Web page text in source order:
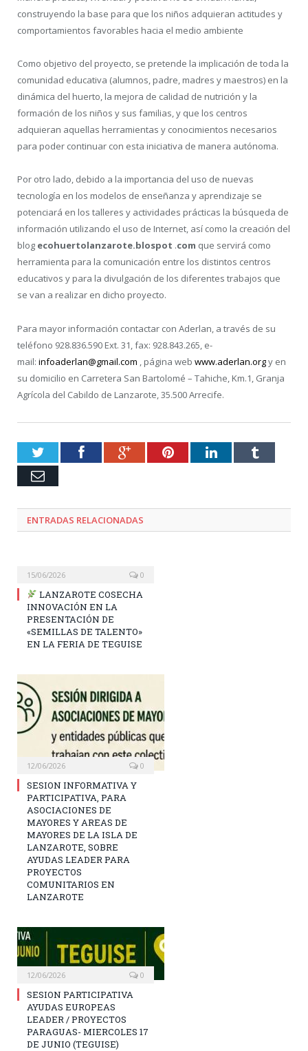
construyendo la base para que los niños adquieran actitudes y
comportamientos favorables hacia el medio ambiente
Como objetivo del proyecto, se pretende la implicación de toda la
comunidad educativa (alumnos, padre, madres y maestros) en la
dinámica del huerto, la mejora de calidad de nutrición y la
formación de los niños y sus familias, y que los centros
adquieran aquellas herramientas y conocimientos necesarios
para poder continuar con esta iniciativa de manera autónoma.
Por otro lado, debido a la importancia del uso de nuevas
tecnología en los modelos de enseñanza y aprendizaje se
potenciará en los talleres y actividades prácticas la búsqueda de
información utilizando el uso de Internet, así como la creación del
blog ecohuertolanzarote.blospot .com que servirá como
herramienta para la comunicación entre los distintos centros
educativos y para la divulgación de los diferentes trabajos que
se van a realizar en dicho proyecto.
Para mayor información contactar con Aderlan, a través de su
teléfono 928.836.590 Ext. 31, fax: 928.843.265, e-
mail: infoaderlan@gmail.com , página web www.aderlan.orgy en
su domicilio en Carretera San Bartolomé – Tahiche, Km.1, Granja
Agrícola del Cabildo de Lanzarote, 35.500 Arrecife.
TwitterFacebookGoogle+PinterestLinkedInTumblr
Email
ENTRADAS RELACIONADAS
15/06/2026 0
LANZAROTE COSECHA
INNOVACIÓN EN LA
PRESENTACIÓN DE
«SEMILLAS DE TALENTO»
EN LA FERIA DE TEGUISE
12/06/2026 0
SESION INFORMATIVA Y
PARTICIPATIVA, PARA
ASOCIACIONES DE
MAYORES Y AREAS DE
MAYORES DE LA ISLA DE
LANZAROTE, SOBRE
AYUDAS LEADER PARA
PROYECTOS
COMUNITARIOS EN
LANZAROTE
12/06/2026 0
SESION PARTICIPATIVA
AYUDAS EUROPEAS
LEADER / PROYECTOS
PARAGUAS- MIERCOLES 17
DE JUNIO (TEGUISE)